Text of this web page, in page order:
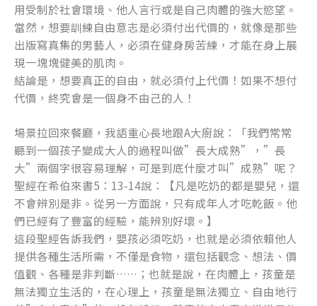
用受制於社會環境、他人言行或是自己肉體的強大慾望。
當然，想要訓練自由意志是必須付出代價的，就像是那些
出版寫真集的男藝人，必須在健身房苦練，才能在身上展
現一塊塊健美的肌肉。
結論是，想要真正的自由，就必須付上代價！如果不想付
代價，終究會是一個身不由己的人！
場景拉回來餐廳，我語重心長地跟A大廚說：「我們常常
聽到一個孩子變成大人的過程叫做”長大成熟”，”長
大”兩個字很容易理解，可是到底什麼才叫”成熟”呢？
聖經在希伯來書5：13-14說：【凡是吃奶的都是嬰兒，還
不會辨別是非。從另一方面說，只有成年人才吃乾飯。他
們已經有了豐富的經驗，能辨別好壞。】
這段聖經告訴我們，嬰孩必須吃奶，也就是必須依賴他人
提供各種生活所需，不僅是食物，還包括觀念、想法、價
值觀、各種是非判斷……；也就是說，在肉體上，孩童是
無法獨立生活的，在心理上，孩童是無法獨立、自由地行